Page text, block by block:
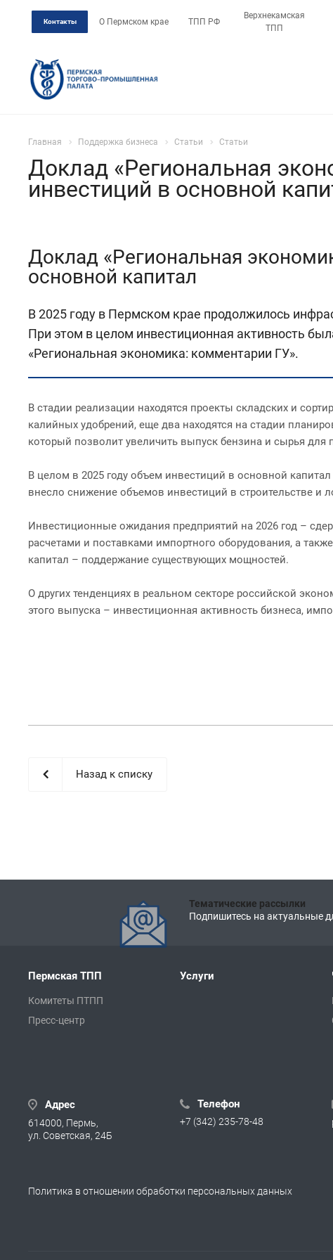
Контакты О Пермском крае ТПП РФ
Верхнекамская
ТПП
Главная Поддержка бизнеса Статьи Статьи
Доклад «Региональная
инвестиций в основной
Доклад «Региональная
основной капитал
В 2025 году в Пермском крае продолжилось
При этом в целом инвестиционная активность
«Региональная экономика: комментарии ГУ».
В стадии реализации находятся проекты складских и
калийных удобрений, еще два находятся на стадии
который позволит увеличить выпуск бензина и сырья для
В целом в 2025 году объем инвестиций в основной
внесло снижение объемов инвестиций в строительстве и
Инвестиционные ожидания предприятий на 2026 год –
расчетами и поставками импортного оборудования, а
капитал – поддержание существующих мощностей.
О других тенденциях в реальном секторе российской
этого выпуска – инвестиционная активность бизнеса,
Назад к списку
Тематические рассылки
Подпишитесь на актуальные
Пермская ТПП
Комитеты ПТПП
Пресс-центр
Услуги
Адрес
614000, Пермь,
ул. Советская, 24Б
Телефон
+7 (342) 235-78-48
Политика в отношении обработки персональных данных